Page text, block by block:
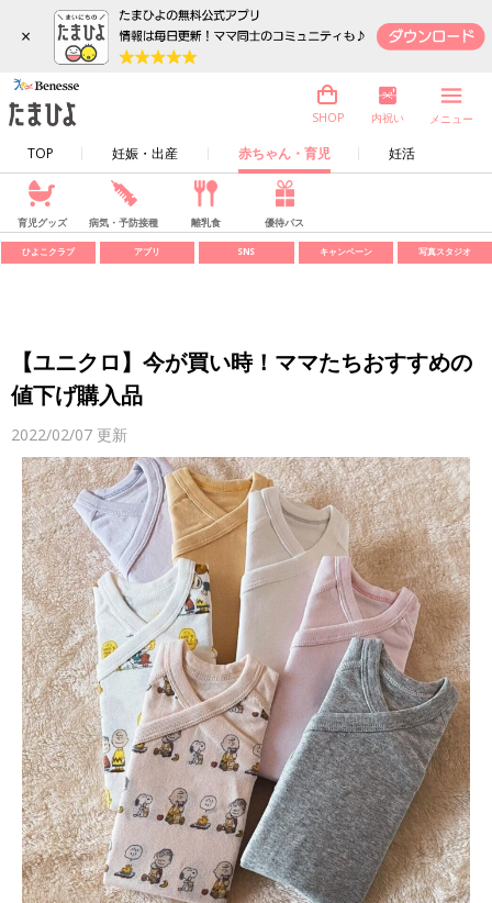
×
TOP 妊娠・出産 赤ちゃん・育児 妊活
SHOP 内祝い メニュー
育児グッズ 病気・予防接種 離乳食 優待パス
ひよこクラブ アプリ SNS キャンペーン 写真スタジオ
【ユニクロ】今が買い時！ママたちおすすめの
値下げ購入品
2022/02/07 更新